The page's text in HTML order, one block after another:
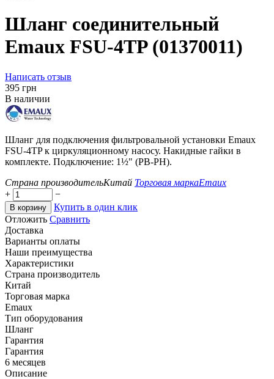
Шланг соединительный
Emaux FSU-4TP (01370011)
Написать отзыв
‍395‍ грн
В наличии
Шланг для подключения фильтровальной установки Emaux
FSU-4TP к циркуляционному насосу. Накидные гайки в
комплекте. Подключение: 1½" (РВ-РН).
Страна производительКитай Торговая маркаEmaux
+
−
В корзину
Купить в один клик
Отложить Сравнить
Доставка
Варианты оплаты
Наши преимущества
Характеристики
Страна производитель
Китай
Торговая марка
Emaux
Тип оборудования
Шланг
Гарантия
Гарантия
6 месяцев
Описание